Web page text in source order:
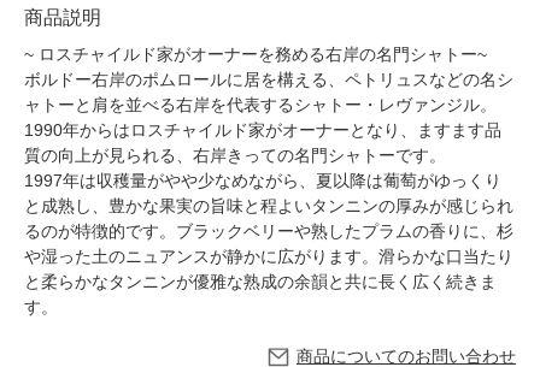
商品説明
~ ロスチャイルド家がオーナーを務める右岸の名門シャトー~
ボルドー右岸のポムロールに居を構える、ペトリュスなどの名シ
ャトーと肩を並べる右岸を代表するシャトー・レヴァンジル。
1990年からはロスチャイルド家がオーナーとなり、ますます品
質の向上が見られる、右岸きっての名門シャトーです。
1997年は収穫量がやや少なめながら、夏以降は葡萄がゆっくり
と成熟し、豊かな果実の旨味と程よいタンニンの厚みが感じられ
るのが特徴的です。ブラックベリーや熟したプラムの香りに、杉
や湿った土のニュアンスが静かに広がります。滑らかな口当たり
と柔らかなタンニンが優雅な熟成の余韻と共に長く広く続きま
す。
商品についてのお問い合わせ